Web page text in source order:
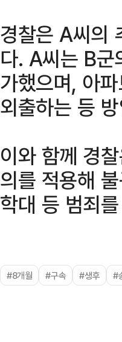
경찰은 A씨의
다. A씨는 B군
가했으며, 아
외출하는 등
이와 함께 경
의를 적용해
학대 등 범죄
#8개월 #구속 #생후 #